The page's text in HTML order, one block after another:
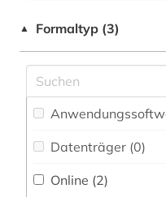
▲ Formaltyp (3)
Datenträger (0)
Online (2)